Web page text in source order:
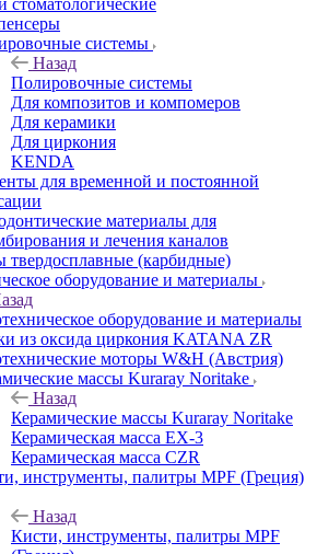
стоматологические
системы
Назад
Полировочные системы
Для композитов и компомеров
Для керамики
Для циркония
KENDA
для временной и постоянной
материалы для
и лечения каналов
твердосплавные (карбидные)
оборудование и материалы
оборудование и материалы
из оксида циркония KATANA ZR
моторы W&H (Австрия)
массы Kuraray Noritake
Назад
Керамические массы Kuraray Noritake
Керамическая масса EX-3
Керамическая масса CZR
инструменты, палитры MPF (Греция)
Назад
Кисти, инструменты, палитры MPF